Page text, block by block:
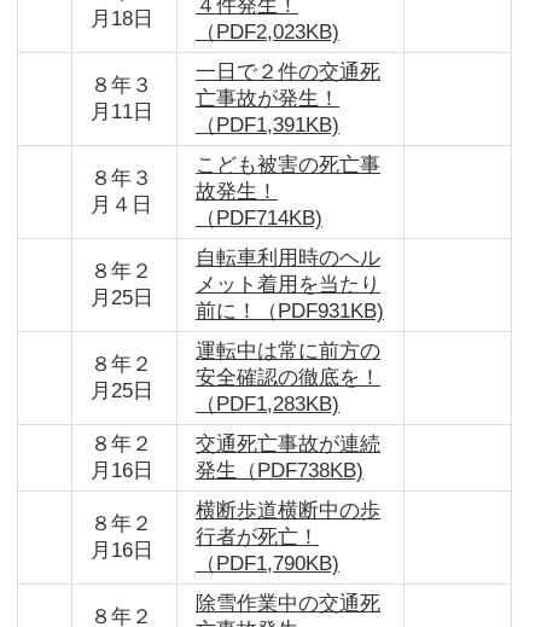
月18日
４件発生！
（PDF2,023KB)
８年３
月11日
一日で２件の交通死
亡事故が発生！
（PDF1,391KB)
８年３
月４日
こども被害の死亡事
故発生！
（PDF714KB)
８年２
月25日
自転車利用時のヘル
メット着用を当たり
前に！（PDF931KB)
８年２
月25日
運転中は常に前方の
安全確認の徹底を！
（PDF1,283KB)
８年２
月16日
交通死亡事故が連続
発生（PDF738KB)
８年２
月16日
横断歩道横断中の歩
行者が死亡！
（PDF1,790KB)
８年２
除雪作業中の交通死